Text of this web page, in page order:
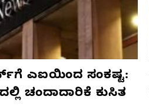
ಎಐಯಿಂದ ಸಂಕಷ್ಟ:
ಚಂದಾದಾರಿಕೆ ಕುಸಿತ